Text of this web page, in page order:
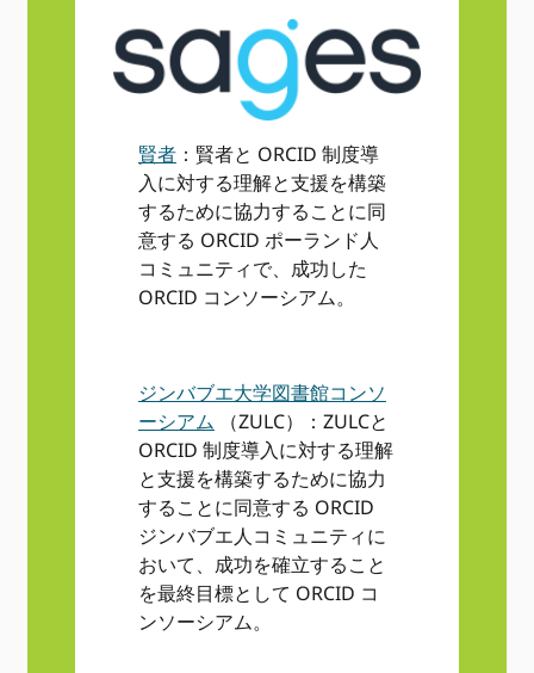
賢者：賢者と ORCID 制度導
入に対する理解と支援を構築
するために協力することに同
意する ORCID ポーランド人
コミュニティで、成功した
ORCID コンソーシアム。
ジンバブエ大学図書館コンソ
ーシアム （ZULC）：ZULCと
ORCID 制度導入に対する理解
と支援を構築するために協力
することに同意する ORCID
ジンバブエ人コミュニティに
おいて、成功を確立すること
を最終目標として ORCID コ
ンソーシアム。